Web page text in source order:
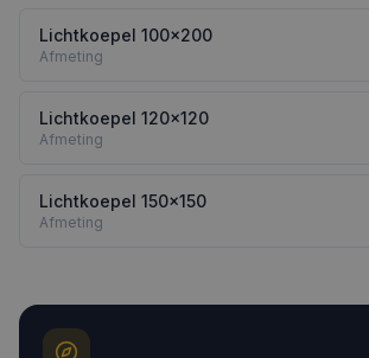
Lichtkoepel 100x200
Afmeting
Lichtkoepel 120x120
Afmeting
Lichtkoepel 150x150
Afmeting